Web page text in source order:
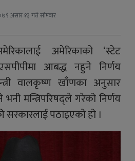
असार १३ गते सोमबार
अमेरिकाको ‘स्टेट
एसपीपीमा आबद्ध नहुने निर्णय
वालकृष्ण खाँणका अनुसार
मन्त्रिपरिषद्ले गरेको निर्णय
सरकारलाई पठाइएको हो ।